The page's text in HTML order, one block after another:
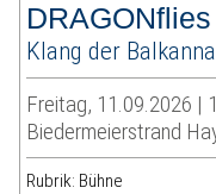
DRAGONflies
Klang der
Freitag, 11.09.2026 |
Biedermeierstrand
Rubrik: Bühne